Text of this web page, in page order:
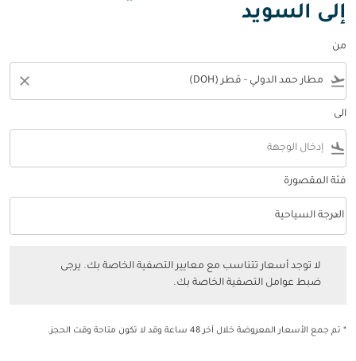
إلى السويد
من
flight_takeoff
close
الى
flight_land
فئة المقصورة
فئة المقصورة option الدرجة السياحية Selected
الدرجة السياحية
keyboard_arrow_down
لا توجد أسعار تتناسب مع معايير التصفية الخاصة بك. يرجى
ضبط عوامل التصفية الخاصة بك.
* تم جمع الأسعار المعروضة خلال آخر 48 ساعة وقد لا تكون متاحة وقت الحجز.